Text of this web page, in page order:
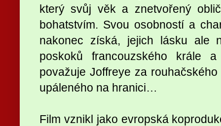
který svůj věk a znetvořený
bohatstvím. Svou osobností a
nakonec získá, jejich lásku ale
poskoků francouzského krále
považuje Joffreye za
upáleného na hranici…
Film vznikl jako evropská